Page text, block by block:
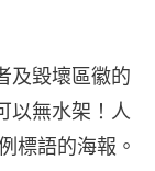
及毀壞區徽的
以無水架！人
標語的海報。